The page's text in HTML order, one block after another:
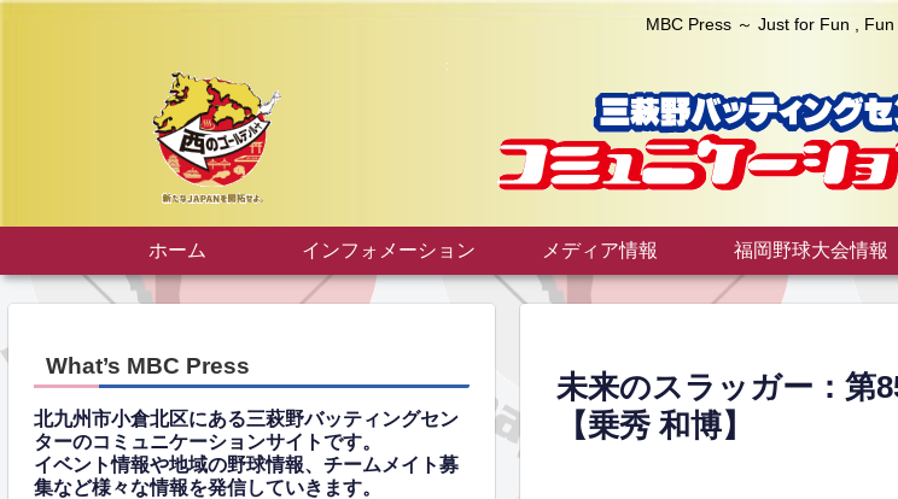
MBC Press ～ Just for Fun , Fun
ホーム インフォメーション メディア情報 福岡野球大会情報
未来のスラッガー：第
【乗秀 和博】
What’s MBC Press
北九州市小倉北区にある三萩野バッティングセン
ターのコミュニケーションサイトです。
イベント情報や地域の野球情報、チームメイト募
集など様々な情報を発信していきます。